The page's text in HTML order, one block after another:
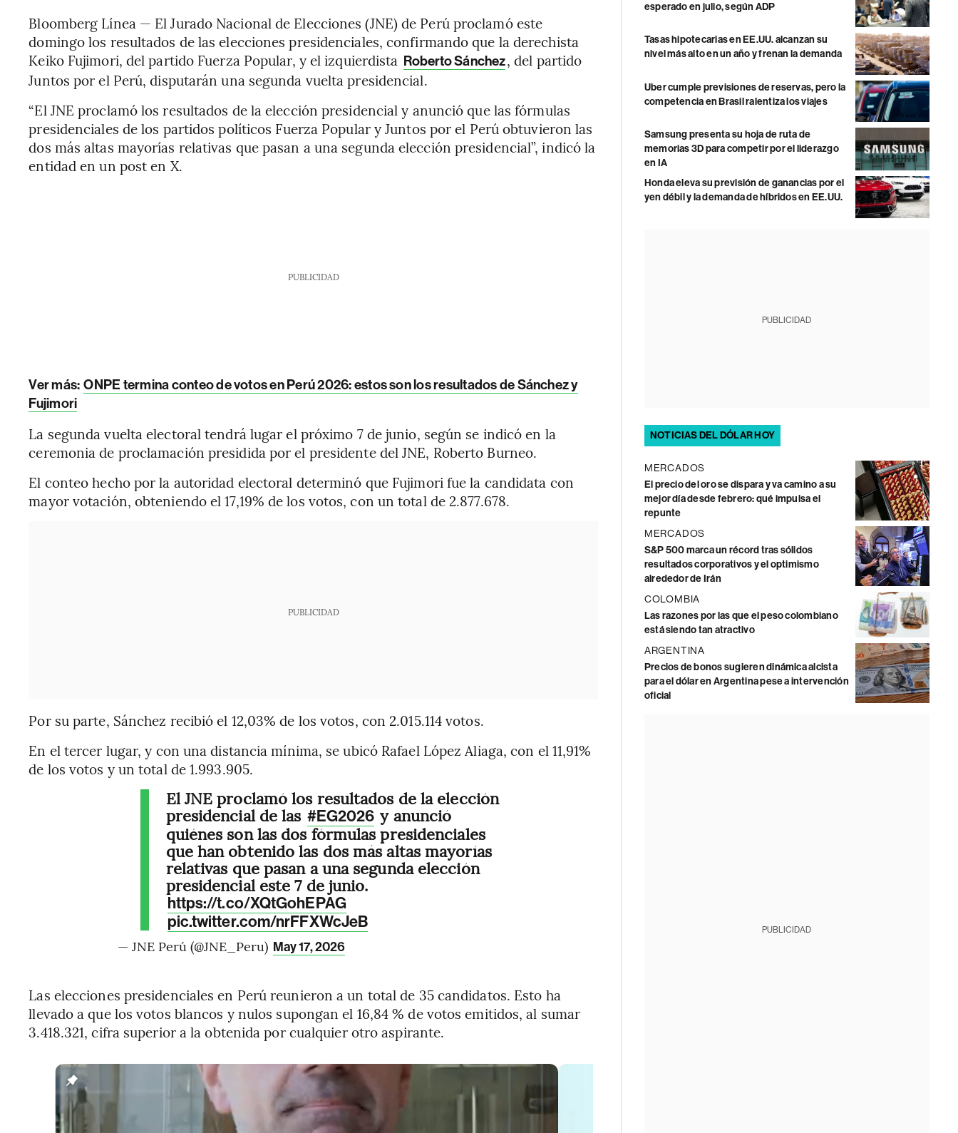
Bloomberg Línea — El Jurado Nacional de Elecciones (JNE) de Perú proclamó este
domingo los resultados de las elecciones presidenciales, confirmando que la derechista
Keiko Fujimori, del partido Fuerza Popular, y el izquierdista Roberto Sánchez, del partido
Juntos por el Perú, disputarán una segunda vuelta presidencial.
“El JNE proclamó los resultados de la elección presidencial y anunció que las fórmulas
presidenciales de los partidos políticos Fuerza Popular y Juntos por el Perú obtuvieron las
dos más altas mayorías relativas que pasan a una segunda elección presidencial”, indicó la
entidad en un post en X.
PUBLICIDAD
Ver más: ONPE termina conteo de votos en Perú 2026: estos son los resultados de Sánchez y
Fujimori
La segunda vuelta electoral tendrá lugar el próximo 7 de junio, según se indicó en la
ceremonia de proclamación presidida por el presidente del JNE, Roberto Burneo.
El conteo hecho por la autoridad electoral determinó que Fujimori fue la candidata con
mayor votación, obteniendo el 17,19% de los votos, con un total de 2.877.678.
PUBLICIDAD
Por su parte, Sánchez recibió el 12,03% de los votos, con 2.015.114 votos.
En el tercer lugar, y con una distancia mínima, se ubicó Rafael López Aliaga, con el 11,91%
de los votos y un total de 1.993.905.
El JNE proclamó los resultados de la elección
presidencial de las #EG2026 y anunció
quiénes son las dos fórmulas presidenciales
que han obtenido las dos más altas mayorías
relativas que pasan a una segunda elección
presidencial este 7 de junio.
https://t.co/XQtGohEPAG
pic.twitter.com/nrFFXWcJeB
— JNE Perú (@JNE_Peru) May 17, 2026
Las elecciones presidenciales en Perú reunieron a un total de 35 candidatos. Esto ha
llevado a que los votos blancos y nulos supongan el 16,84 % de votos emitidos, al sumar
3.418.321, cifra superior a la obtenida por cualquier otro aspirante.
esperado en julio, según ADP
Tasas hipotecarias en EE.UU. alcanzan su
nivel más alto en un año y frenan la demanda
Uber cumple previsiones de reservas, pero la
competencia en Brasil ralentiza los viajes
Samsung presenta su hoja de ruta de
memorias 3D para competir por el liderazgo
en IA
Honda eleva su previsión de ganancias por el
yen débil y la demanda de híbridos en EE.UU.
PUBLICIDAD
NOTICIAS DEL DÓLAR HOY
MERCADOS
El precio del oro se dispara y va camino a su
mejor día desde febrero: qué impulsa el
repunte
MERCADOS
S&P 500 marca un récord tras sólidos
resultados corporativos y el optimismo
alrededor de Irán
COLOMBIA
Las razones por las que el peso colombiano
está siendo tan atractivo
ARGENTINA
Precios de bonos sugieren dinámica alcista
para el dólar en Argentina pese a intervención
oficial
PUBLICIDAD